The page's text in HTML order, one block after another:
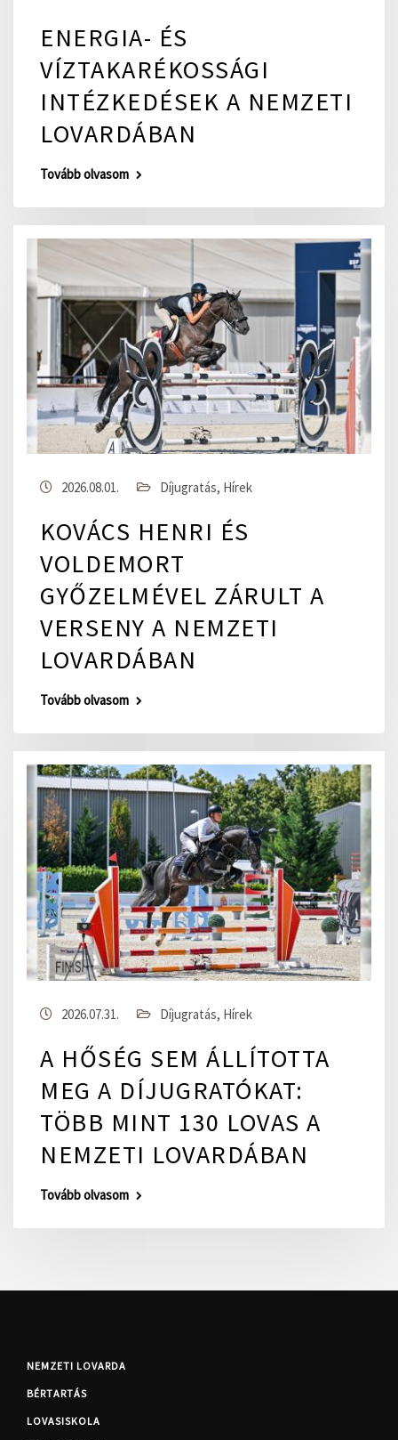
ENERGIA- ÉS
VÍZTAKARÉKOSSÁGI
INTÉZKEDÉSEK A NEMZETI
LOVARDÁBAN
Tovább olvasom
2026.08.01. Díjugratás, Hírek
KOVÁCS HENRI ÉS
VOLDEMORT
GYŐZELMÉVEL ZÁRULT A
VERSENY A NEMZETI
LOVARDÁBAN
Tovább olvasom
2026.07.31. Díjugratás, Hírek
A HŐSÉG SEM ÁLLÍTOTTA
MEG A DÍJUGRATÓKAT:
TÖBB MINT 130 LOVAS A
NEMZETI LOVARDÁBAN
Tovább olvasom
NEMZETI LOVARDA
BÉRTARTÁS
LOVASISKOLA